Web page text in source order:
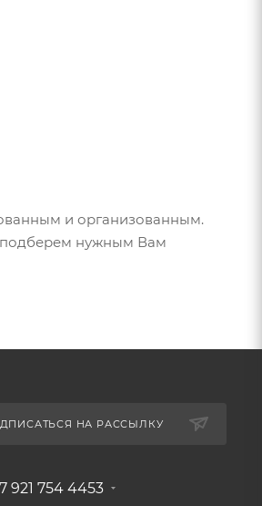
и организованным.
подберем нужным Вам
НА РАССЫЛКУ
921 754 4453